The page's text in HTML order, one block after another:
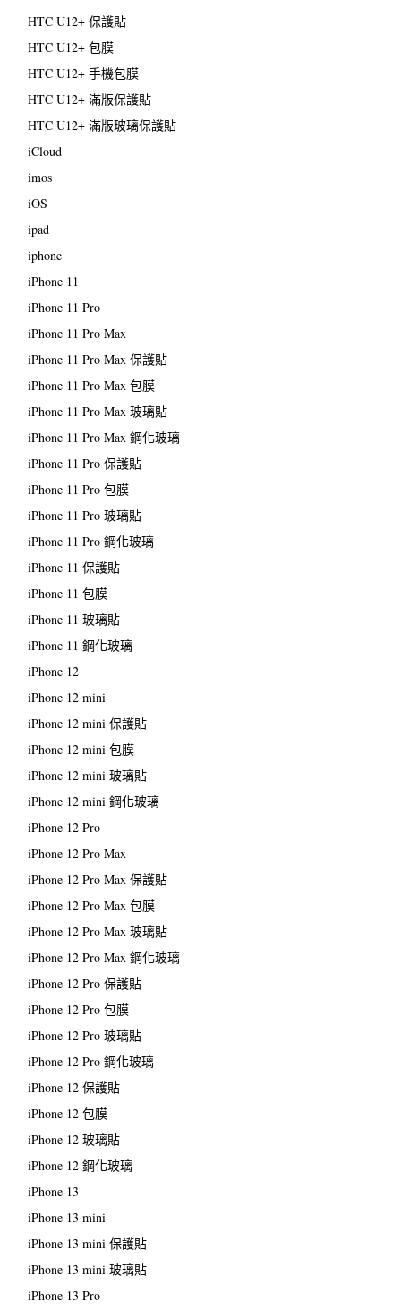
HTC U12+ 保護貼
HTC U12+ 包膜
HTC U12+ 手機包膜
HTC U12+ 滿版保護貼
HTC U12+ 滿版玻璃保護貼
iCloud
imos
iOS
ipad
iphone
iPhone 11
iPhone 11 Pro
iPhone 11 Pro Max
iPhone 11 Pro Max 保護貼
iPhone 11 Pro Max 包膜
iPhone 11 Pro Max 玻璃貼
iPhone 11 Pro Max 鋼化玻璃
iPhone 11 Pro 保護貼
iPhone 11 Pro 包膜
iPhone 11 Pro 玻璃貼
iPhone 11 Pro 鋼化玻璃
iPhone 11 保護貼
iPhone 11 包膜
iPhone 11 玻璃貼
iPhone 11 鋼化玻璃
iPhone 12
iPhone 12 mini
iPhone 12 mini 保護貼
iPhone 12 mini 包膜
iPhone 12 mini 玻璃貼
iPhone 12 mini 鋼化玻璃
iPhone 12 Pro
iPhone 12 Pro Max
iPhone 12 Pro Max 保護貼
iPhone 12 Pro Max 包膜
iPhone 12 Pro Max 玻璃貼
iPhone 12 Pro Max 鋼化玻璃
iPhone 12 Pro 保護貼
iPhone 12 Pro 包膜
iPhone 12 Pro 玻璃貼
iPhone 12 Pro 鋼化玻璃
iPhone 12 保護貼
iPhone 12 包膜
iPhone 12 玻璃貼
iPhone 12 鋼化玻璃
iPhone 13
iPhone 13 mini
iPhone 13 mini 保護貼
iPhone 13 mini 玻璃貼
iPhone 13 Pro